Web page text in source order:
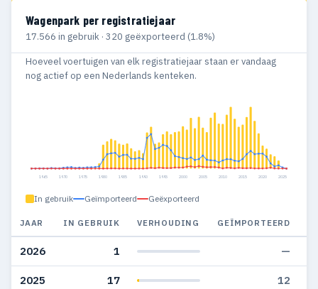
Wagenpark per registratiejaar
17.566 in gebruik · 320 geëxporteerd (1.8%)
Hoeveel voertuigen van elk registratiejaar staan er vandaag
nog actief op een Nederlands kenteken.
1965 1970 1975 1980 1985 1990 1995 2000 2005 2010 2015 2020 2025
In gebruik Geïmporteerd Geëxporteerd
JAAR IN GEBRUIK VERHOUDING GEÏMPORTEERD
2026 1 —
2025 17 12